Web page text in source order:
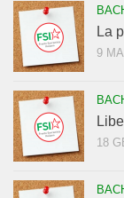
La
9
18